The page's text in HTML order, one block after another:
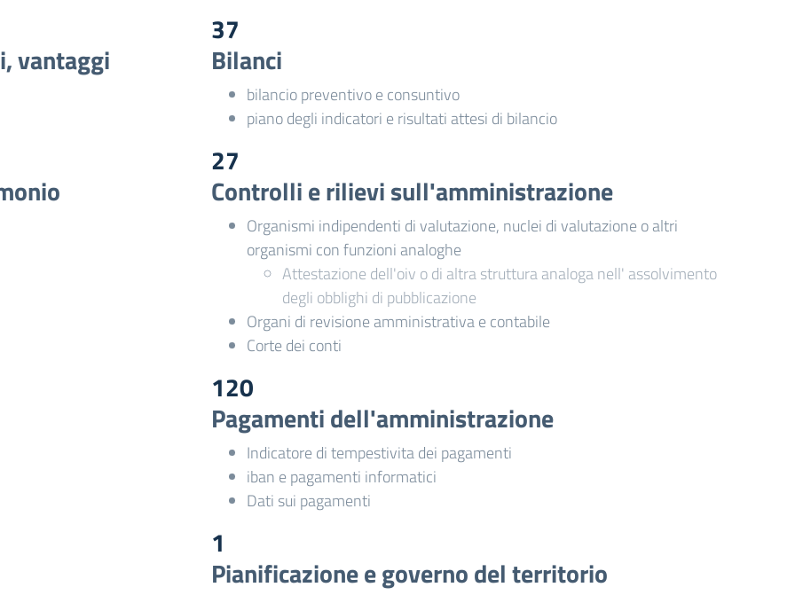
vantaggi
37
Bilanci
bilancio preventivo e consuntivo
piano degli indicatori e risultati attesi di bilancio
27
Controlli e rilievi sull'amministrazione
Organismi indipendenti di valutazione, nuclei di valutazione o altri
organismi con funzioni analoghe
Attestazione dell'oiv o di altra struttura analoga nell' assolvimento
degli obblighi di pubblicazione
Organi di revisione amministrativa e contabile
Corte dei conti
120
Pagamenti dell'amministrazione
Indicatore di tempestivita dei pagamenti
iban e pagamenti informatici
Dati sui pagamenti
1
Pianificazione e governo del territorio